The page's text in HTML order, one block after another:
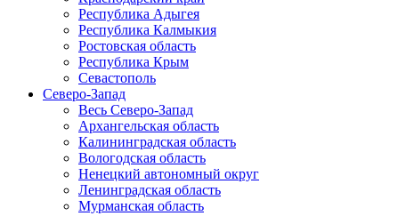
Республика Адыгея
Республика Калмыкия
Ростовская область
Республика Крым
Севастополь
Северо-Запад
Весь Северо-Запад
Архангельская область
Калининградская область
Вологодская область
Ненецкий автономный округ
Ленинградская область
Мурманская область